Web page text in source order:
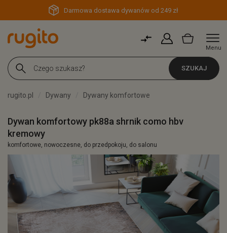
Darmowa dostawa dywanów od 249 zł
Menu
SZUKAJ
rugito.pl Dywany Dywany komfortowe
Dywan komfortowy pk88a shrnik como hbv
kremowy
komfortowe, nowoczesne, do przedpokoju, do salonu